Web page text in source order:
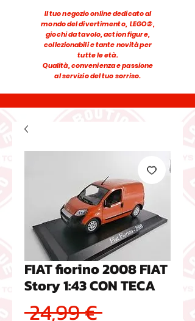
Il tuo negozio online dedicato al
mondo del divertimento, LEGO®,
giochi da tavolo, action figure,
collezionabili e tante novità per
tutte le età.
Qualità, convenienza e passione
al servizio del tuo sorriso.
FIAT fiorino 2008 FIAT
Story 1:43 CON TECA
24,99 € Prezzo